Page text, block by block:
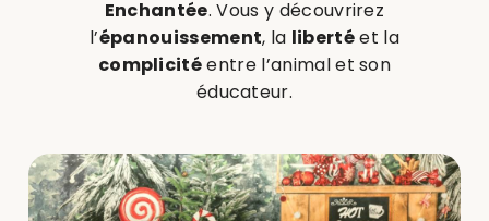
Enchantée. Vous y découvrirez
l’épanouissement, la libertéet la
complicitéentre l’animal et son
éducateur.